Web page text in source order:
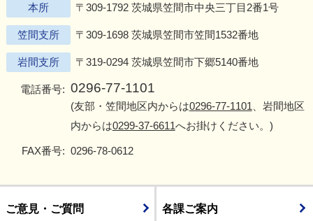
本所 〒309-1792 茨城県笠間市中央三丁目2番1号
笠間支所 〒309-1698 茨城県笠間市笠間1532番地
岩間支所 〒319-0294 茨城県笠間市下郷5140番地
電話番号: 0296-77-1101
(友部・笠間地区内からは0296-77-1101 、岩間地区
内からは0299-37-6611へお掛けください。)
FAX番号: 0296-78-0612
ご意見・ご質問 各課ご案内